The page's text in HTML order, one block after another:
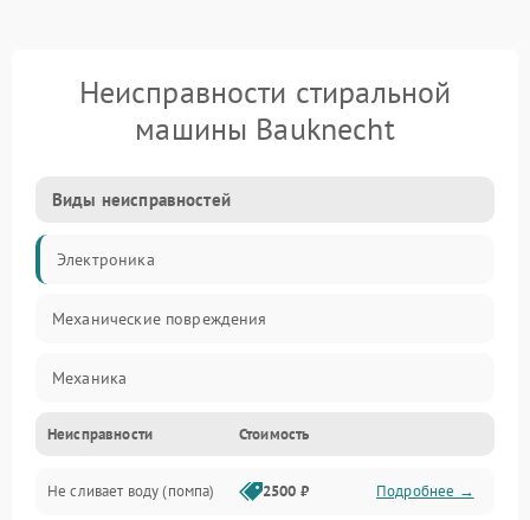
Неисправности стиральной
машины Bauknecht
Виды неисправностей
Электроника
Механические повреждения
Механика
Электропитание
Водоснабжение
Неисправности Стоимость
Не сливает воду (помпа) 2500 ₽ Подробнее →